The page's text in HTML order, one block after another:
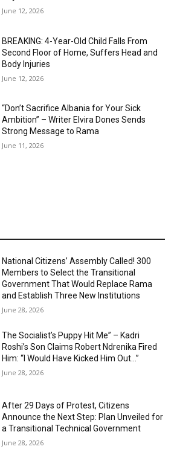
June 12, 2026
BREAKING: 4-Year-Old Child Falls From
Second Floor of Home, Suffers Head and
Body Injuries
June 12, 2026
“Don’t Sacrifice Albania for Your Sick
Ambition” – Writer Elvira Dones Sends
Strong Message to Rama
June 11, 2026
National Citizens’ Assembly Called! 300
Members to Select the Transitional
Government That Would Replace Rama
and Establish Three New Institutions
June 28, 2026
The Socialist’s Puppy Hit Me” – Kadri
Roshi’s Son Claims Robert Ndrenika Fired
Him: “I Would Have Kicked Him Out…”
June 28, 2026
After 29 Days of Protest, Citizens
Announce the Next Step: Plan Unveiled for
a Transitional Technical Government
June 28, 2026